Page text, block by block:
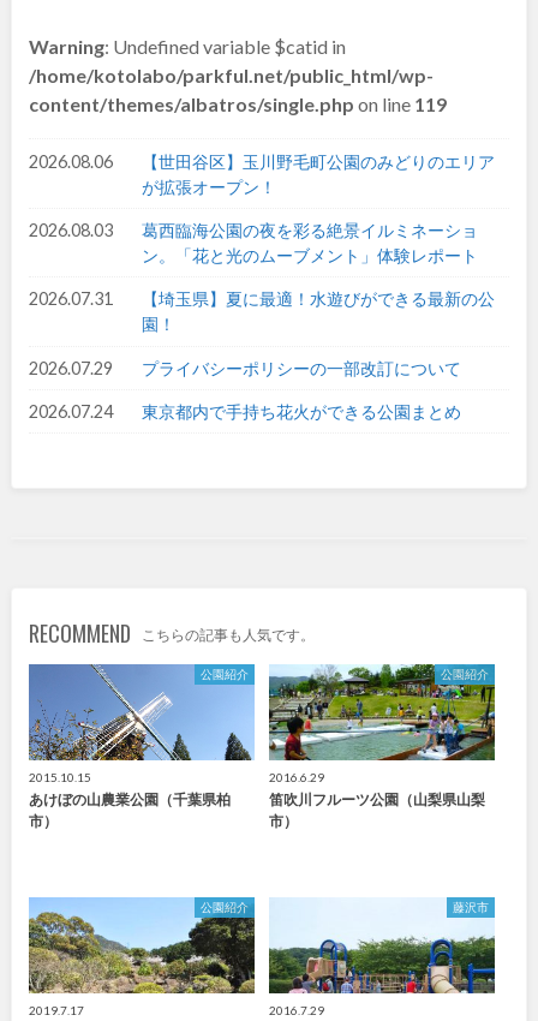
兵庫
和歌山
島根
広島
山口 徳島
香川 愛媛
福岡 佐賀
長崎 熊本
Warning: Undefined variable $catid in
/home/kotolabo/parkful.net/public_html/wp-
content/themes/albatros/single.php on line 119
2026.08.06
【世田谷区】玉川野毛町公園のみどりのエリア
が拡張オープン！
2026.08.03
葛西臨海公園の夜を彩る絶景イルミネーショ
ン。「花と光のムーブメント」体験レポート
2026.07.31
【埼玉県】夏に最適！水遊びができる最新の公
園！
2026.07.29 プライバシーポリシーの一部改訂について
2026.07.24 東京都内で手持ち花火ができる公園まとめ
RECOMMEND こちらの記事も人気です。
公園紹介
2015.10.15
あけぼの山農業公園（千葉県柏
市）
公園紹介
2016.6.29
笛吹川フルーツ公園（山梨県山梨
市）
公園紹介
2019.7.17
藤沢市
2016.7.29